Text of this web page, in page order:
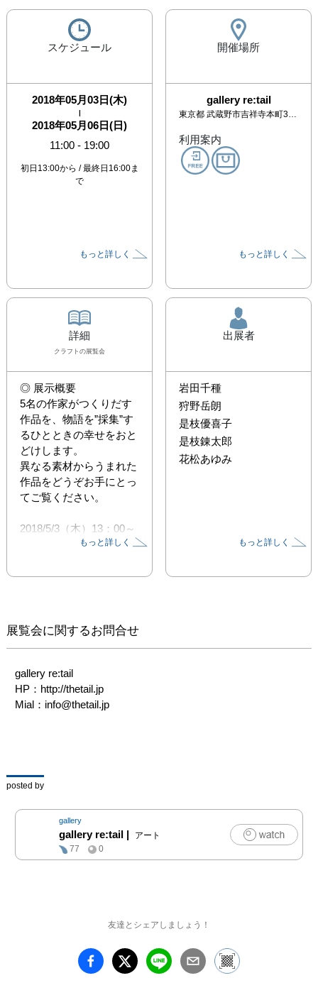
スケジュール
2018年05月03日(木)
|
2018年05月06日(日)
11:00 - 19:00
初日13:00から / 最終日16:00ま
で
もっと詳しく
開催場所
gallery re:tail
東京都 武蔵野市吉祥寺本町3-12-9 潤マンション103
利用案内
もっと詳しく
詳細
クラフト の展覧会
◎ 展示概要
5名の作家がつくりだす
作品を、物語を”採集”す
るひとときの幸せをおと
どけします。
異なる素材からうまれた
作品をどうぞお手にとっ
てご覧ください。
2018/5/3（木）13：00～
00～19：00
※開催時間が変更になる
可能性がございます。
なり数に限りがございま
す。
場合により購入点数の制
家の在廊日等も事前に
instagramにてお知らせ
致します。
◎ 作家プロフィール
IONIO&ETNA　（古物・
torikomono　（羊毛フェ
花松あゆみ　（版画・イ
もっと詳しく
出展者
岩田千種
狩野岳朗
是枝優喜子
是枝錬太郎
花松あゆみ
もっと詳しく
展覧会に関するお問合せ
gallery re:tail
HP：http://thetail.jp
Mial：info@thetail.jp
posted by
gallery
gallery re:tail |
アート
77
0
友達とシェアしましょう！